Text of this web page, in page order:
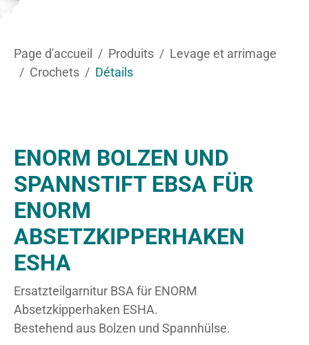
Page d'accueil Produits
Levage et arrimage
Crochets
Détails
ENORM BOLZEN UND
SPANNSTIFT EBSA FÜR
ENORM
ABSETZKIPPERHAKEN
ESHA
Ersatzteilgarnitur BSA für ENORM
Absetzkipperhaken ESHA.
Bestehend aus Bolzen und Spannhülse.